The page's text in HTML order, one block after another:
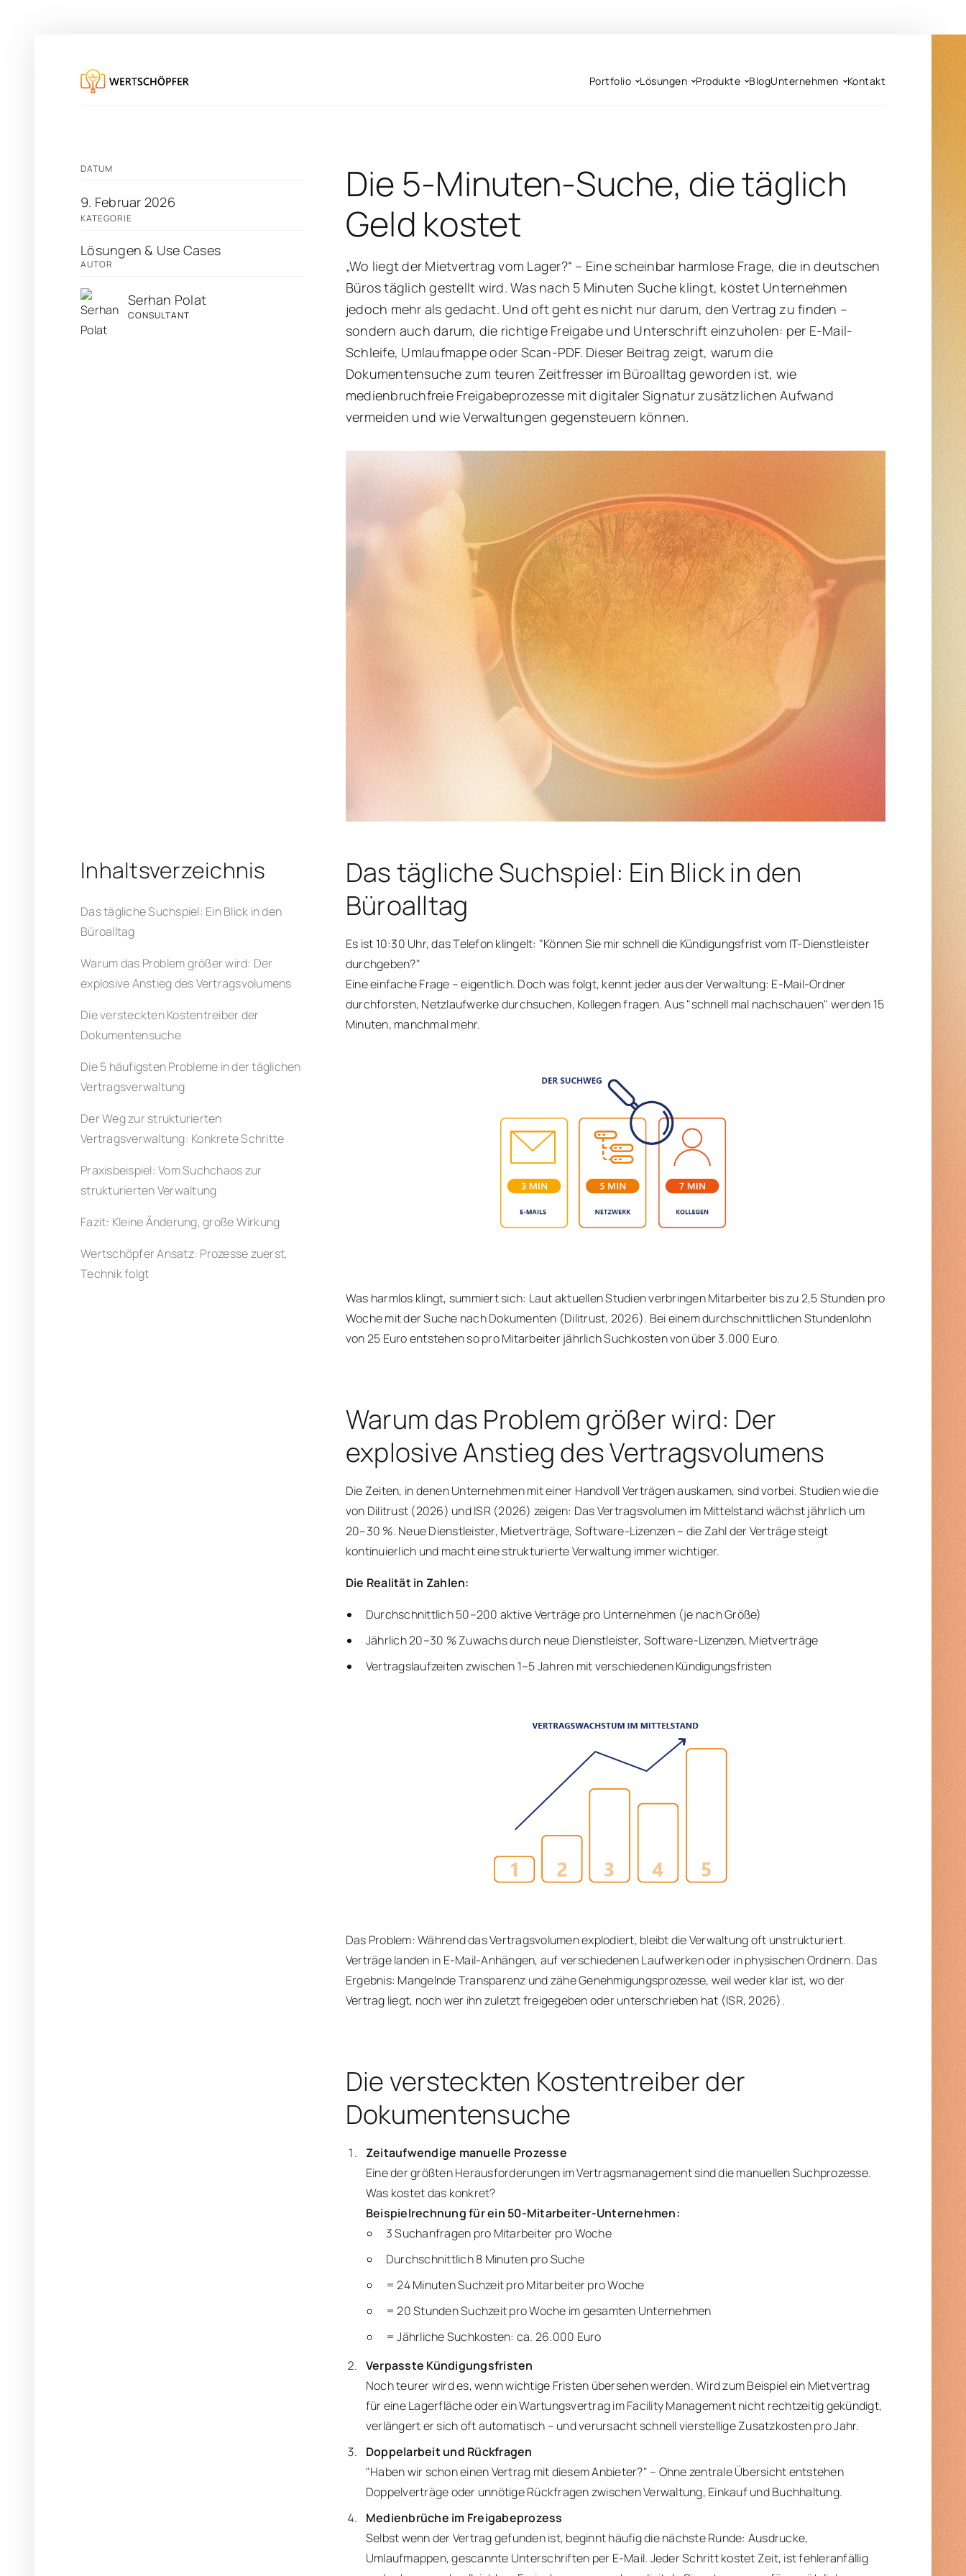
Portfolio Lösungen Produkte BlogUnternehmen Kontakt
DATUM
9. Februar 2026
KATEGORIE
Lösungen & Use Cases
AUTOR
Serhan Polat
CONSULTANT
Die 5-Minuten-Suche, die täglich
Geld kostet
„Wo liegt der Mietvertrag vom Lager?“ – Eine scheinbar harmlose Frage, die in deutschen
Büros täglich gestellt wird. Was nach 5 Minuten Suche klingt, kostet Unternehmen
jedoch mehr als gedacht. Und oft geht es nicht nur darum, den Vertrag zu finden –
sondern auch darum, die richtige Freigabe und Unterschrift einzuholen: per E-Mail-
Schleife, Umlaufmappe oder Scan-PDF. Dieser Beitrag zeigt, warum die
Dokumentensuche zum teuren Zeitfresser im Büroalltag geworden ist, wie
medienbruchfreie Freigabeprozesse mit digitaler Signatur zusätzlichen Aufwand
vermeiden und wie Verwaltungen gegensteuern können.
Inhaltsverzeichnis
Das tägliche Suchspiel: Ein Blick in den
Büroalltag
Warum das Problem größer wird: Der
explosive Anstieg des Vertragsvolumens
Die versteckten Kostentreiber der
Dokumentensuche
Die 5 häufigsten Probleme in der täglichen
Vertragsverwaltung
Der Weg zur strukturierten
Vertragsverwaltung: Konkrete Schritte
Praxisbeispiel: Vom Suchchaos zur
strukturierten Verwaltung
Fazit: Kleine Änderung, große Wirkung
Wertschöpfer Ansatz: Prozesse zuerst,
Technik folgt
Das tägliche Suchspiel: Ein Blick in den
Büroalltag
Es ist 10:30 Uhr, das Telefon klingelt: "Können Sie mir schnell die Kündigungsfrist vom IT-Dienstleister
durchgeben?"
Eine einfache Frage – eigentlich. Doch was folgt, kennt jeder aus der Verwaltung: E-Mail-Ordner
durchforsten, Netzlaufwerke durchsuchen, Kollegen fragen. Aus "schnell mal nachschauen" werden 15
Minuten, manchmal mehr.
Was harmlos klingt, summiert sich: Laut aktuellen Studien verbringen Mitarbeiter bis zu 2,5 Stunden pro
Woche mit der Suche nach Dokumenten (Dilitrust, 2026). Bei einem durchschnittlichen Stundenlohn
von 25 Euro entstehen so pro Mitarbeiter jährlich Suchkosten von über 3.000 Euro.
Warum das Problem größer wird: Der
explosive Anstieg des Vertragsvolumens
Die Zeiten, in denen Unternehmen mit einer Handvoll Verträgen auskamen, sind vorbei. Studien wie die
von Dilitrust (2026) und ISR (2026) zeigen: Das Vertragsvolumen im Mittelstand wächst jährlich um
20–30 %. Neue Dienstleister, Mietverträge, Software-Lizenzen – die Zahl der Verträge steigt
kontinuierlich und macht eine strukturierte Verwaltung immer wichtiger.
Die Realität in Zahlen:
Durchschnittlich 50–200 aktive Verträge pro Unternehmen (je nach Größe)
Jährlich 20–30 % Zuwachs durch neue Dienstleister, Software-Lizenzen, Mietverträge
Vertragslaufzeiten zwischen 1–5 Jahren mit verschiedenen Kündigungsfristen
Das Problem: Während das Vertragsvolumen explodiert, bleibt die Verwaltung oft unstrukturiert.
Verträge landen in E-Mail-Anhängen, auf verschiedenen Laufwerken oder in physischen Ordnern. Das
Ergebnis: Mangelnde Transparenz und zähe Genehmigungsprozesse, weil weder klar ist, wo der
Vertrag liegt, noch wer ihn zuletzt freigegeben oder unterschrieben hat (ISR, 2026).
Die versteckten Kostentreiber der
Dokumentensuche
Zeitaufwendige manuelle Prozesse
Eine der größten Herausforderungen im Vertragsmanagement sind die manuellen Suchprozesse.
Was kostet das konkret?
Beispielrechnung für ein 50-Mitarbeiter-Unternehmen:
3 Suchanfragen pro Mitarbeiter pro Woche
Durchschnittlich 8 Minuten pro Suche
= 24 Minuten Suchzeit pro Mitarbeiter pro Woche
= 20 Stunden Suchzeit pro Woche im gesamten Unternehmen
= Jährliche Suchkosten: ca. 26.000 Euro
Verpasste Kündigungsfristen
Noch teurer wird es, wenn wichtige Fristen übersehen werden. Wird zum Beispiel ein Mietvertrag
für eine Lagerfläche oder ein Wartungsvertrag im Facility Management nicht rechtzeitig gekündigt,
verlängert er sich oft automatisch – und verursacht schnell vierstellige Zusatzkosten pro Jahr.
Doppelarbeit und Rückfragen
"Haben wir schon einen Vertrag mit diesem Anbieter?" – Ohne zentrale Übersicht entstehen
Doppelverträge oder unnötige Rückfragen zwischen Verwaltung, Einkauf und Buchhaltung.
Medienbrüche im Freigabeprozess
Selbst wenn der Vertrag gefunden ist, beginnt häufig die nächste Runde: Ausdrucke,
Umlaufmappen, gescannte Unterschriften per E-Mail. Jeder Schritt kostet Zeit, ist fehleranfällig